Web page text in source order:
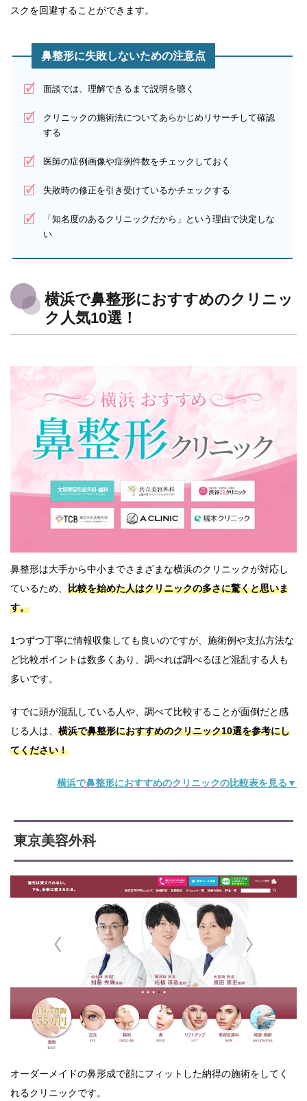
スクを回避することができます。
鼻整形に失敗しないための注意点
面談では、理解できるまで説明を聴く
クリニックの施術法についてあらかじめリサーチして確認
する
医師の症例画像や症例件数をチェックしておく
失敗時の修正を引き受けているかチェックする
「知名度のあるクリニックだから」という理由で決定しな
い
横浜で鼻整形におすすめのクリニッ
ク人気10選！
鼻整形は大手から中小までさまざまな横浜のクリニックが対応し
ているため、 比較を始めた人はクリニックの多さに驚くと思いま
す。
1つずつ丁寧に情報収集しても良いのですが、施術例や支払方法な
ど比較ポイントは数多くあり、調べれば調べるほど混乱する人も
多いです。
すでに頭が混乱している人や、調べて比較することが面倒だと感
じる人は、 横浜で鼻整形におすすめのクリニック10選を参考にし
てください！
横浜で鼻整形におすすめのクリニックの比較表を見る▼
東京美容外科
オーダーメイドの鼻形成で顔にフィットした納得の施術をしてく
れるクリニックです。